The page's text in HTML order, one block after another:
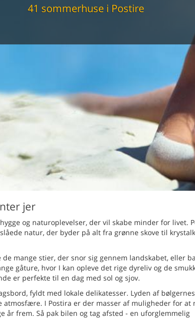
41 sommerhuse i Postire
jer
og naturoplevelser, der vil skabe minder for livet.
natur, der byder på alt fra grønne skove til
mange stier, der snor sig gennem landskabet, eller
gåture, hvor I kan opleve det rige dyreliv og de
er perfekte til en dag med sol og sjov.
fyldt med lokale delikatesser. Lyden af
I Postira er der masser af muligheder for at
år frem. Så pak bilen og tag afsted - en uforglemmelig